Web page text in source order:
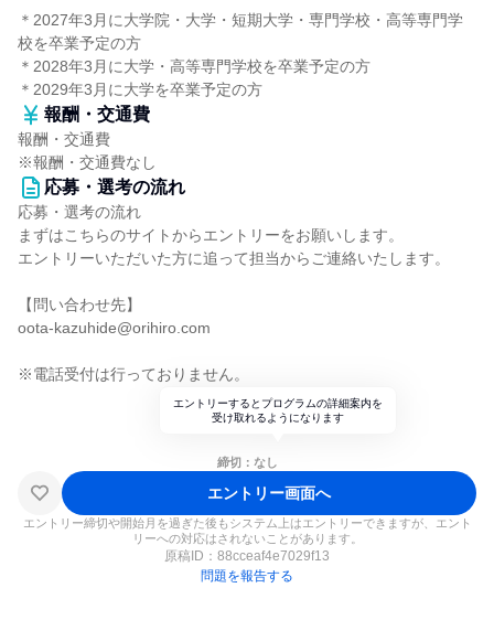
＊2027年3月に大学院・大学・短期大学・専門学校・高等専門学
校を卒業予定の方
＊2028年3月に大学・高等専門学校を卒業予定の方
＊2029年3月に大学を卒業予定の方
報酬・交通費
報酬・交通費
※報酬・交通費なし
応募・選考の流れ
応募・選考の流れ
まずはこちらのサイトからエントリーをお願いします。
エントリーいただいた方に追って担当からご連絡いたします。
【問い合わせ先】
oota-kazuhide@orihiro.com
※電話受付は行っておりません。
エントリーするとプログラムの詳細案内を
受け取れるようになります
締切：なし
エントリー画面へ
エントリー締切や開始月を過ぎた後もシステム上はエントリーできますが、エント
リーへの対応はされないことがあります。
原稿ID： 88cceaf4e7029f13
問題を報告する